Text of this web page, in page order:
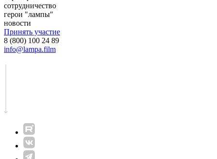
сотрудничество
герои "лампы"
новости
Принять участие
8 (800) 100 24 89
info@lampa.film